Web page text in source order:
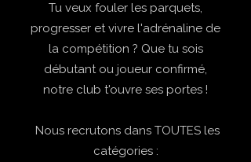
Tu veux fouler les parquets,
progresser et vivre l'adrénaline de
la compétition ? Que tu sois
débutant ou joueur confirmé,
notre club t'ouvre ses portes !
Nous recrutons dans TOUTES les
catégories :